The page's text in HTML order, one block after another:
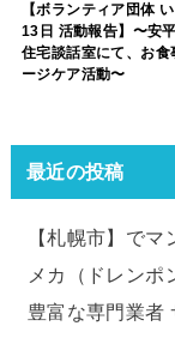
【ボランティア団体
13日 活動報告】〜安
住宅談話室にて、お
ージケア活動〜
最近の投稿
【札幌市】で
メカ（ドレン
豊富な専門業者